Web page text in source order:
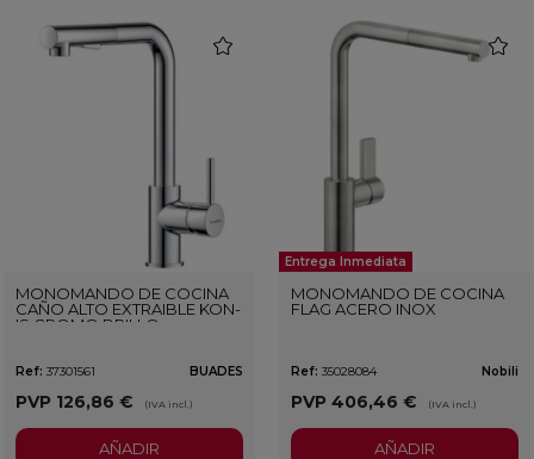
MONOMANDO DE COCINA
CAÑO ALTO EXTRAIBLE KON-
IS CROMO BRILLO
Ref: 37301561 BUADES
PVP 126,86 € (IVA incl.)
AÑADIR
Entrega Inmediata
MONOMANDO DE COCINA
FLAG ACERO INOX
Ref: 35028084 Nobili
PVP 406,46 € (IVA incl.)
AÑADIR